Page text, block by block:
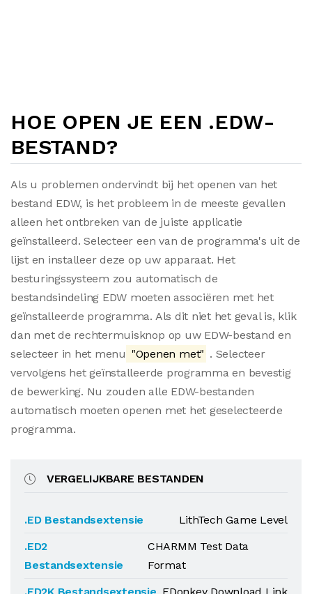
HOE OPEN JE EEN .EDW-
BESTAND?
Als u problemen ondervindt bij het openen van het
bestand EDW, is het probleem in de meeste gevallen
alleen het ontbreken van de juiste applicatie
geïnstalleerd. Selecteer een van de programma's uit de
lijst en installeer deze op uw apparaat. Het
besturingssysteem zou automatisch de
bestandsindeling EDW moeten associëren met het
geïnstalleerde programma. Als dit niet het geval is, klik
dan met de rechtermuisknop op uw EDW-bestand en
selecteer in het menu "Openen met" . Selecteer
vervolgens het geïnstalleerde programma en bevestig
de bewerking. Nu zouden alle EDW-bestanden
automatisch moeten openen met het geselecteerde
programma.
VERGELIJKBARE BESTANDEN
.ED Bestandsextensie
LithTech Game Level
.ED2
Bestandsextensie
CHARMM Test Data
Format